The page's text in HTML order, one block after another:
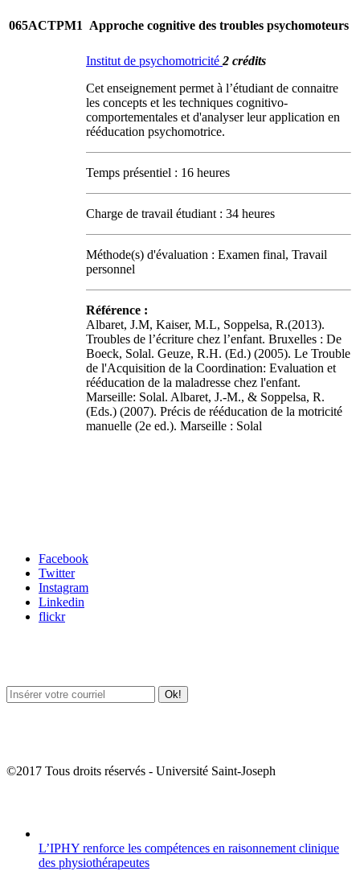
065ACTPM1 Approche cognitive des troubles psychomoteurs
Institut de psychomotricité 2 crédits
Cet enseignement permet à l’étudiant de connaitre
les concepts et les techniques cognitivo-
comportementales et d'analyser leur application en
rééducation psychomotrice.
Temps présentiel : 16 heures
Charge de travail étudiant : 34 heures
Méthode(s) d'évaluation : Examen final, Travail
personnel
Référence :
Albaret, J.M, Kaiser, M.L, Soppelsa, R.(2013).
Troubles de l’écriture chez l’enfant. Bruxelles : De
Boeck, Solal. Geuze, R.H. (Ed.) (2005). Le Trouble
de l'Acquisition de la Coordination: Evaluation et
rééducation de la maladresse chez l'enfant.
Marseille: Solal. Albaret, J.-M., & Soppelsa, R.
(Eds.) (2007). Précis de rééducation de la motricité
manuelle (2e ed.). Marseille : Solal
Facebook
Twitter
Instagram
Linkedin
flickr
©2017 Tous droits réservés - Université Saint-Joseph
L’IPHY renforce les compétences en raisonnement clinique
des physiothérapeutes